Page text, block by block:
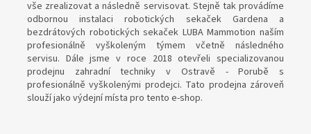
vše zrealizovat a následně servisovat. Stejně tak provádíme
odbornou instalaci robotických sekaček Gardena a
bezdrátových robotických sekaček LUBA Mammotion naším
profesionálně vyškoleným týmem včetně následného
servisu. Dále jsme v roce 2018 otevřeli specializovanou
prodejnu zahradní techniky v Ostravě - Porubě s
profesionálně vyškolenými prodejci. Tato prodejna zároveň
slouží jako výdejní místa pro tento e-shop.